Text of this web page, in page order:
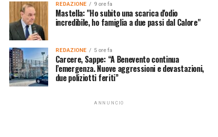
REDAZIONE 9 ore fa
Mastella: "Ho subito una scarica d'odio
incredibile, ho famiglia a due passi dal Calore"
REDAZIONE 5 ore fa
Carcere, Sappe: “A Benevento continua
l’emergenza. Nuove aggressioni e devastazioni,
due poliziotti feriti”
ANNUNCIO